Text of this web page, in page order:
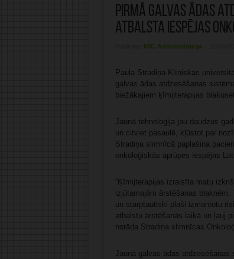
Pirmā galvas ādas
atbalsta iespējas
MIC Administrācija
Paula Stradiņa Klīniskās
galvas ādas atdzesēšanas
biežākajiem ķīmijterapijas
Jaunā tehnoloģija jau daudzus
un citviet pasaulē, kļūstot par
Stradiņa slimnīcā paplašina
onkoloģiskās aprūpes iespējas
“Ķīmijterapijas izraisīta matu
izjūtamajām ārstēšanas
un starptautiski plaši izmantotu
atbalstu ārstēšanās laikā un ļauj
norāda Stradiņa slimnīcas
Jaunā galvas ādas